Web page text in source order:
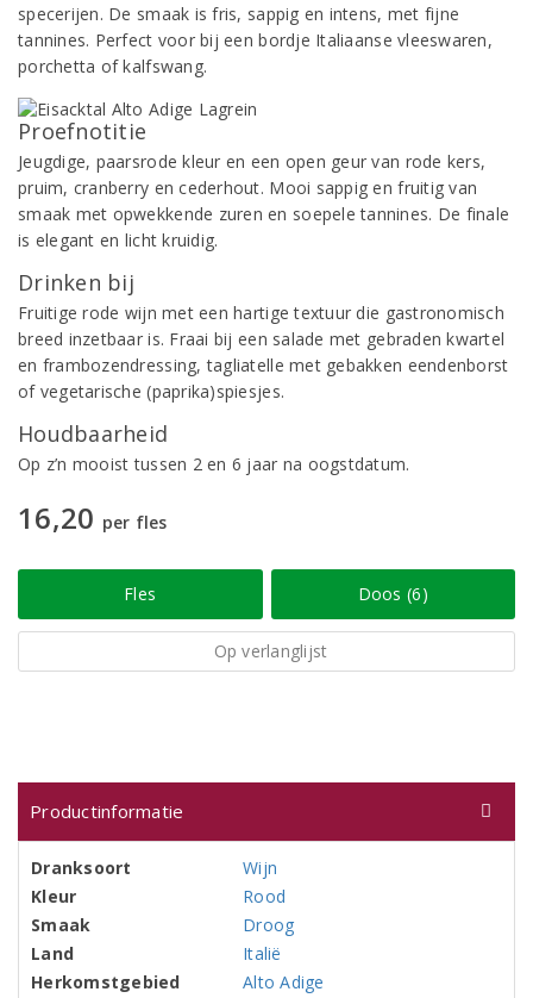
specerijen. De smaak is fris, sappig en intens, met fijne
tannines. Perfect voor bij een bordje Italiaanse vleeswaren,
porchetta of kalfswang.
Proefnotitie
Jeugdige, paarsrode kleur en een open geur van rode kers,
pruim, cranberry en cederhout. Mooi sappig en fruitig van
smaak met opwekkende zuren en soepele tannines. De finale
is elegant en licht kruidig.
Drinken bij
Fruitige rode wijn met een hartige textuur die gastronomisch
breed inzetbaar is. Fraai bij een salade met gebraden kwartel
en frambozendressing, tagliatelle met gebakken eendenborst
of vegetarische (paprika)spiesjes.
Houdbaarheid
Op z’n mooist tussen 2 en 6 jaar na oogstdatum.
16,20 per fles
Fles Doos (6)
Op verlanglijst
Productinformatie
Dranksoort
Wijn
Kleur
Rood
Smaak
Droog
Land
Italië
Herkomstgebied
Alto Adige